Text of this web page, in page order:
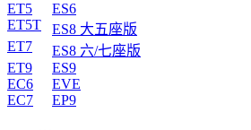
ET5
ET5T
ET7
ET9
EC6
EC7
ES6
ES8 大五座版
ES8 六/七座版
ES9
EVE
EP9